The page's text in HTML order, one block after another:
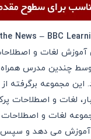
لغات و
چندین مدرس
لغات و اصطلاحات
لغات و اصطلاحات
می دهد و سپس